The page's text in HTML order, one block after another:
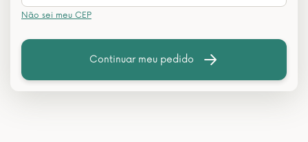
Não sei meu CEP
Continuar meu pedido